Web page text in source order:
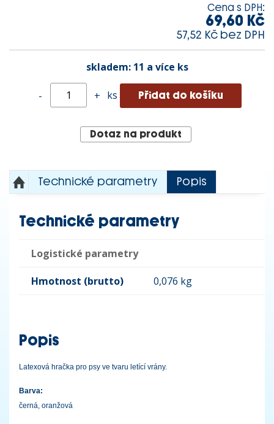
Cena s DPH:
69,60 Kč
57,52 Kč bez DPH
skladem: 11 a více ks
- + ks
Dotaz na produkt
Technické parametry Popis
Technické parametry
Logistické parametry
Hmotnost (brutto) 0,076 kg
Popis
Latexová hračka pro psy ve tvaru letící vrány.
Barva:
černá, oranžová